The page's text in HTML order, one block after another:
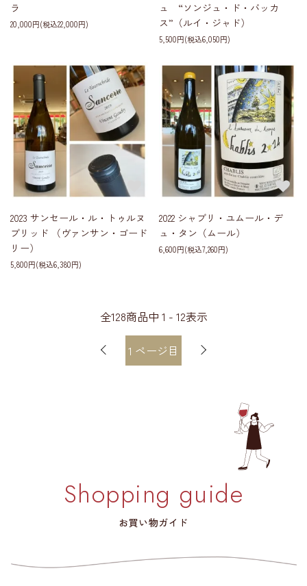
ラ
20,000円(税込22,000円)
ュ “ソンジュ・ド・バッカ
ス”（ルイ・ジャド）
5,500円(税込6,050円)
2023 サンセール・ル・トゥルヌ
ブリッド （ヴァンサン・ゴード
リー）
5,800円(税込6,380円)
2022 シャブリ・ユムール・デ
ュ・タン（ムール）
6,600円(税込7,260円)
全128商品中 1 - 12表示
1 ページ目
Shopping guide
お買い物ガイド